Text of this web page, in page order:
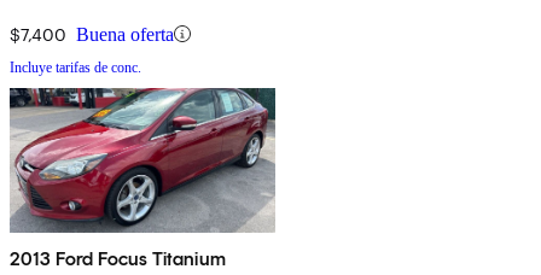
$7,400 Buena oferta
Incluye tarifas de conc.
2013 Ford Focus Titanium